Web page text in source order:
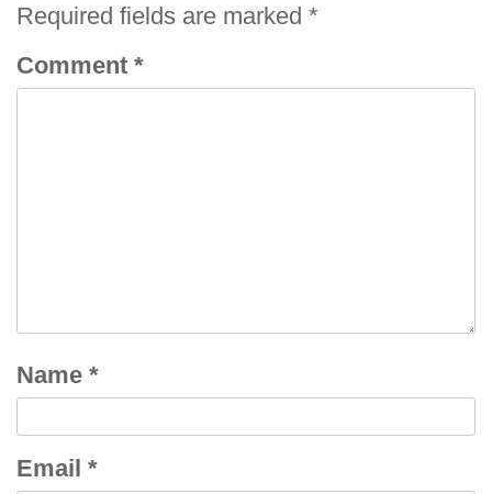
Required fields are marked *
Comment *
Name *
Email *